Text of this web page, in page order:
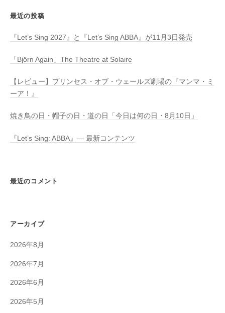
最近の投稿
『Let’s Sing 2027』と『Let’s Sing ABBA』が11月3日発売
「Björn Again」The Theatre at Solaire
【レビュー】プリンセス・オブ・ウェールズ劇場の『マンマ・ミ
ーア！』
焼き鳥の日・帽子の日・道の日「今日は何の日・8月10日」
『Let’s Sing: ABBA』― 最新コンテンツ
最近のコメント
アーカイブ
2026年8月
2026年7月
2026年6月
2026年5月